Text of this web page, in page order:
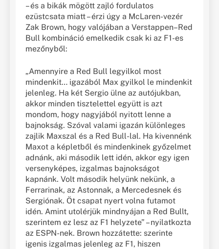
– és a bikák mögött zajló fordulatos
ezüstcsata miatt – érzi úgy a McLaren-vezér
Zak Brown, hogy valójában a Verstappen–Red
Bull kombináció emelkedik csak ki az F1-es
mezőnyből:
„Amennyire a Red Bull legyilkol most
mindenkit… igazából Max gyilkol le mindenkit
jelenleg. Ha két Sergio ülne az autójukban,
akkor minden tisztelettel együtt is azt
mondom, hogy nagyjából nyitott lenne a
bajnokság. Szóval valami igazán különleges
zajlik Maxszal és a Red Bull-lal. Ha kivennénk
Maxot a képletből és mindenkinek győzelmet
adnánk, aki második lett idén, akkor egy igen
versenyképes, izgalmas bajnokságot
kapnánk. Volt második helyünk nekünk, a
Ferrarinak, az Astonnak, a Mercedesnek és
Sergiónak. Öt csapat nyert volna futamot
idén. Amint utolérjük mindnyájan a Red Bullt,
szerintem ez lesz az F1 helyzete” – nyilatkozta
az ESPN-nek. Brown hozzátette: szerinte
igenis izgalmas jelenleg az F1, hiszen